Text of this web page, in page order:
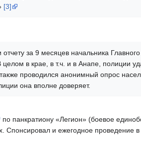
[3]
за 9 месяцев начальника
в крае, в т.ч. и в Анапе, полиции
проводился анонимный опрос
она вполне доверяет.
по панкратиону «Легион» (боевое
Спонсировал и ежегодное проведение